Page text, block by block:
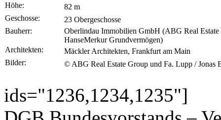
Höhe:
82 m
Geschosse:
23 Obergeschosse
Bauherr:
Oberlindau Immobilien GmbH (ABG Real
HanseMerkur Grundvermögen)
Architekten:
Mäckler Architekten, Frankfurt am Main
Bilder:
© ABG Real Estate Group und Fa. Lupp / Jonas
ids="1236,1234,1235"]